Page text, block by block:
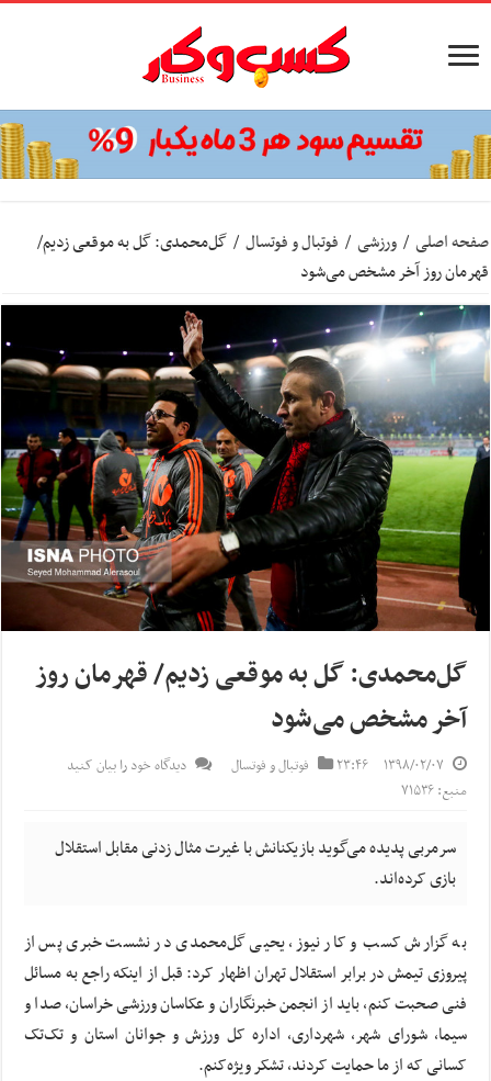
صفحه اصلی / ورزشی / فوتبال و فوتسال / گل‌محمدی: گل به موقعی زدیم/
قهرمان روز آخر مشخص می‌شود
گل‌محمدی: گل به موقعی زدیم/ قهرمان روز
آخر مشخص می‌شود
۱۳۹۸/۰۲/۰۷ ۲۳:۴۶ فوتبال و فوتسال
دیدگاه خود را بیان کنید
منبع: ۷۱۵۳۶
سرمربی پدیده می‌گوید بازیکنانش با غیرت مثال زدنی مقابل استقلال
بازی کرده‌اند.
به گزارش کسب و کار نیوز، یحیی گل‌محمدی در نشست خبری پس از
پیروزی تیمش در برابر استقلال تهران اظهار کرد: قبل از اینکه راجع به مسائل
فنی صحبت کنم، باید از انجمن خبرنگاران و عکاسان ورزشی خراسان، صدا و
سیما، شورای شهر، شهرداری، اداره کل ورزش و جوانان استان و تک‌تک
کسانی که از ما حمایت کردند، تشکر ویژه‌کنم.